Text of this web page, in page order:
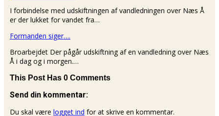
I forbindelse med udskiftningen af vandledningen over Næs Å
er der lukket for vandet fra…
Formanden siger….
Broarbejdet Der pågår udskiftning af en vandledning over Næs
Å i dag og i morgen.…
This Post Has 0 Comments
Send din kommentar:
Du skal være logget ind for at skrive en kommentar.